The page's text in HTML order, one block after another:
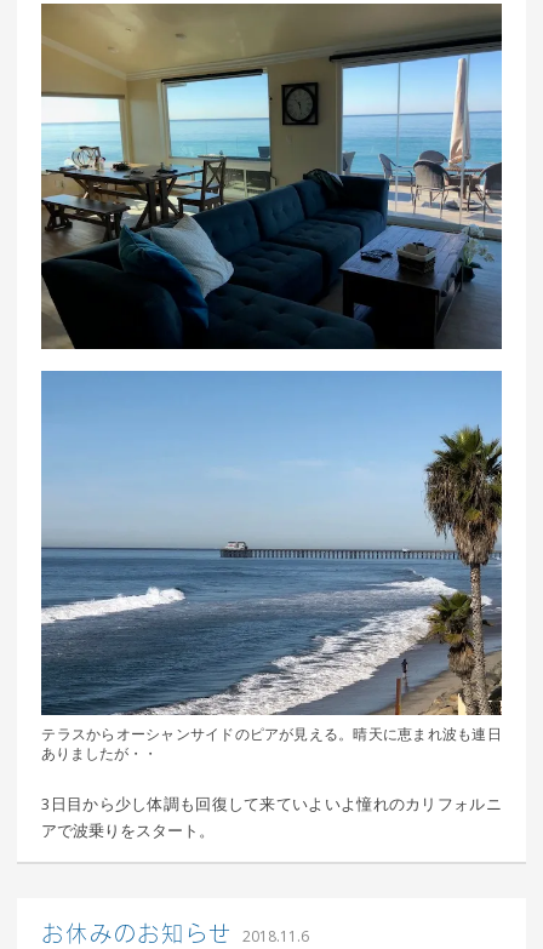
テラスからオーシャンサイドのピアが見える。晴天に恵まれ波も連日
ありましたが・・
3日目から少し体調も回復して来ていよいよ憧れのカリフォルニ
アで波乗りをスタート。
お休みのお知らせ 2018.11.6込山 敏郎